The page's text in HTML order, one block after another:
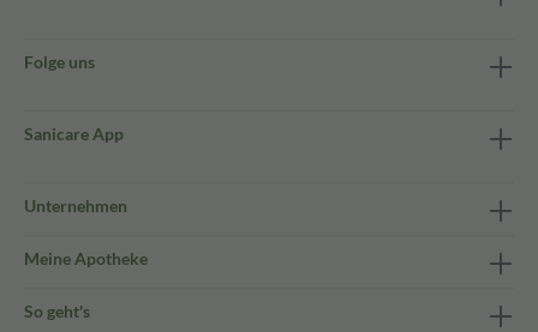
Folge uns
Sanicare App
Unternehmen
Meine Apotheke
So geht's